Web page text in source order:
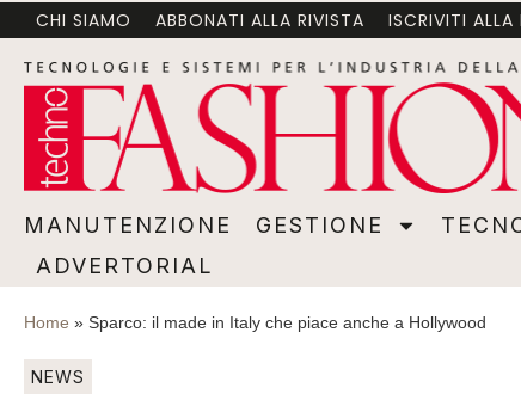
MANUTENZIONE GESTIONE
CHI SIAMO ABBONATI ALLA RIVISTA ISCRIVITI ALLA
MANUTENZIONE GESTIONE
ADVERTORIAL
Home » Sparco: il made in Italy che piace anche a Hollywood
NEWS